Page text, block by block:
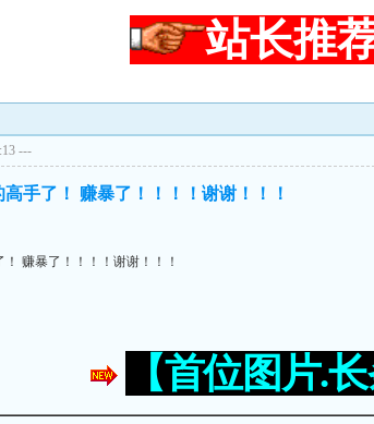
站长推
---
手了！ 赚暴了！！！！谢谢！！！
赚暴了！！！！谢谢！！！
【首位图片.